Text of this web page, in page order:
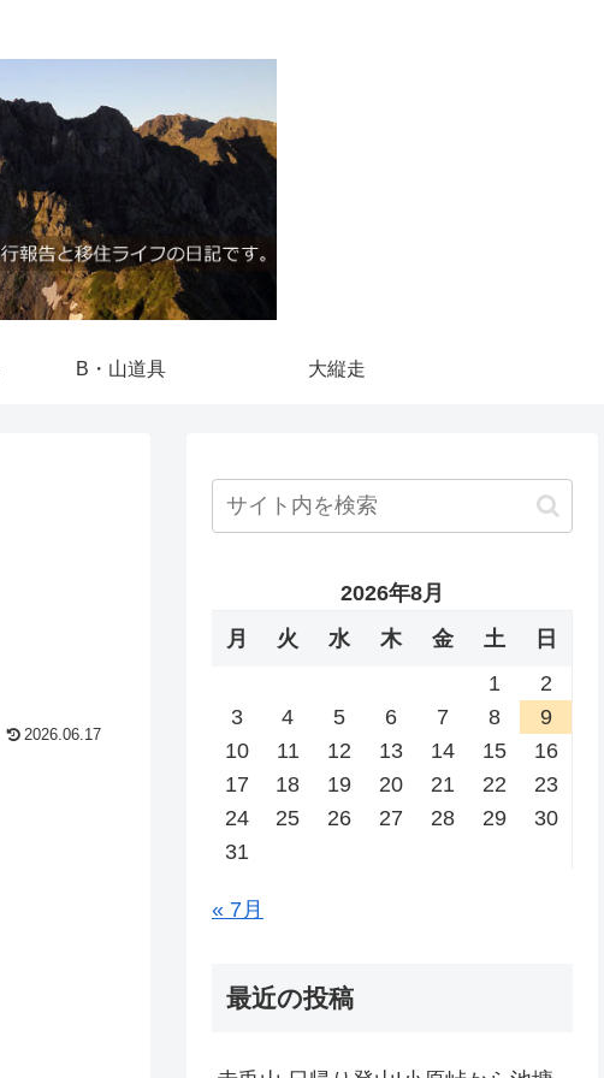
B・山道具 大縦走
2026.06.17
2026年8月
月
火 水 木 金 土
日
1
2
3
4 5 6 7 8
9
10
11 12 13 14 15
16
17
18 19 20 21 22
23
24
25 26 27 28 29
30
31
« 7月
最近の投稿